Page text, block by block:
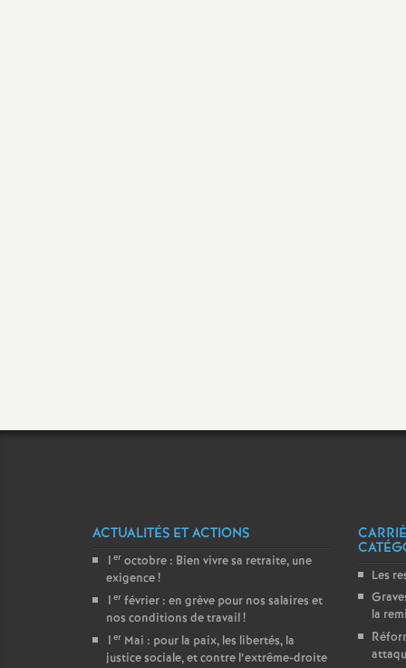
ACTUALITÉS ET ACTIONS
1 er octobre : Bien vivre sa retraite, une
exigence!
1 er février : en grève pour nos salaires et
nos conditions de travail!
1 er Mai : pour la paix, les libertés, la
justice sociale, et contre l’extrême-droite
Les
la